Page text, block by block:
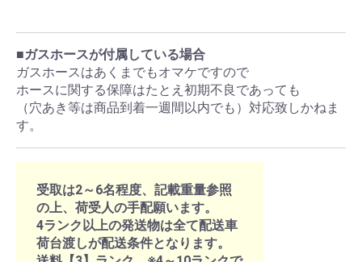
■ガスホースが付属している場合
ガスホースはあくまでもオマケですので
ホースに関する保障はたとえ初期不良であっても
（穴あき等は商品到着一週間以内でも）対応致しかねま
す。
受取は2～6名程度、記載重量参照
の上、荷受人の手配願います。
4ランク以上の発送物は全て配送車
荷台渡しが配送条件となります。